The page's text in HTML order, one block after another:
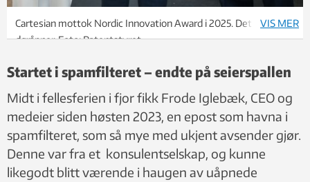
Cartesian mottok Nordic Innovation Award i 2025. Det ble en
døråpner. Foto: Patentstyret
VIS MER
Startet i spamfilteret – endte på seierspallen
Midt i fellesferien i fjor fikk Frode Iglebæk, CEO og
medeier siden høsten 2023, en epost som havna i
spamfilteret, som så mye med ukjent avsender gjør.
Denne var fra et konsulentselskap, og kunne
likegodt blitt værende i haugen av uåpnede